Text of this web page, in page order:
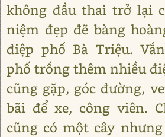
không đầu thai trở lại
niệm đẹp đẽ bàng
điệp phố Bà Triệu.
phố trồng thêm nhiều
cũng gặp, góc đường,
bãi để xe, công viên.
cũng có một cây